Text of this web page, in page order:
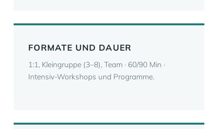
FORMATE UND DAUER
1:1, Kleingruppe (3–8), Team · 60/90 Min ·
Intensiv-Workshops und Programme.